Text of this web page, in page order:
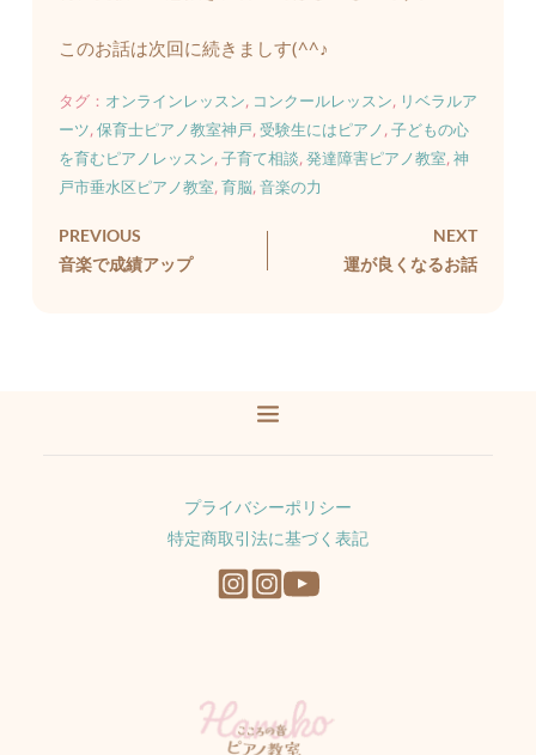
このお話は次回に続きましす(^^♪
タグ： オンラインレッスン, コンクールレッスン, リベラルア
ーツ, 保育士ピアノ教室神戸, 受験生にはピアノ, 子どもの心
を育むピアノレッスン, 子育て相談, 発達障害ピアノ教室, 神
戸市垂水区ピアノ教室, 育脳, 音楽の力
PREVIOUS
NEXT
音楽で成績アップ
運が良くなるお話
プライバシーポリシー
特定商取引法に基づく表記